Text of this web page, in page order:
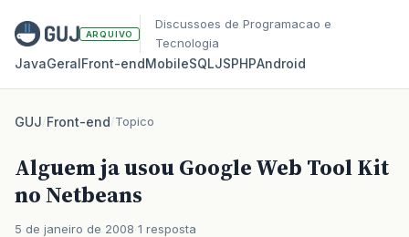
ARQUIVO
Discussoes de Programacao e
Tecnologia
JavaGeralFront‑endMobileSQLJSPHPAndroid
GUJ/Front-end/Topico
Alguem ja usou Google Web Tool Kit
no Netbeans
5 de janeiro de 2008 1 resposta